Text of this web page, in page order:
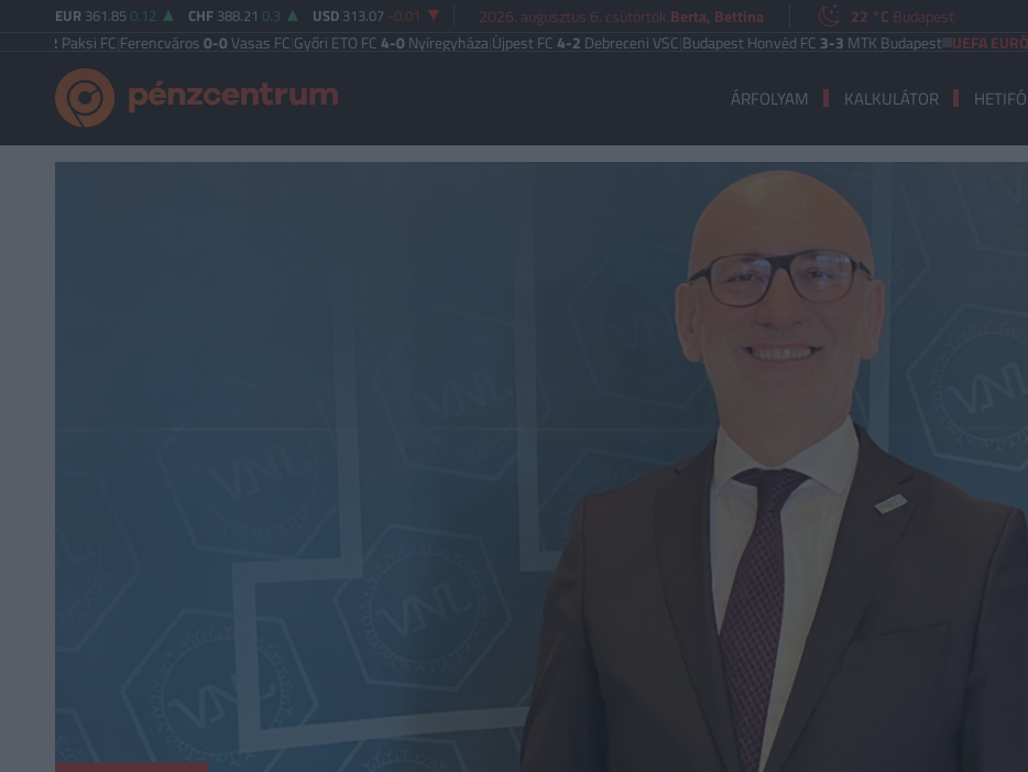
EUR 361.85 0.12 CHF 388.21 0.3 USD 313.07 -0.01 2026. augusztus 6. csütörtök Berta, Bettina 22 °C Budapest
Paksi FC|Ferencváros0-0Vasas FC|Győri ETO FC4-0 Nyíregyháza|Újpest FC4-2Debreceni VSC|Budapest Honvéd FC3-3 MTK Budapest UEFA EURÓPA
ÁRFOLYAM KALKULÁTOR